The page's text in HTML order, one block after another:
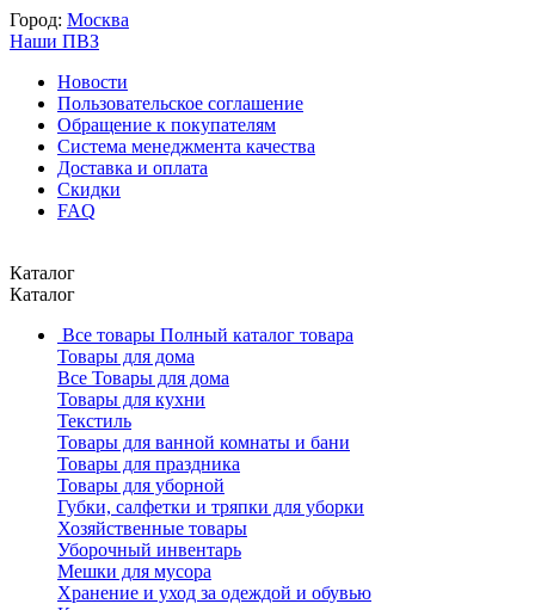
Город: Москва
Наши ПВЗ
Новости
Пользовательское соглашение
Обращение к покупателям
Система менеджмента качества
Доставка и оплата
Скидки
FAQ
Каталог
Каталог
Все товары Полный каталог товара
Товары для дома
Все Товары для дома
Товары для кухни
Текстиль
Товары для ванной комнаты и бани
Товары для праздника
Товары для уборной
Губки, салфетки и тряпки для уборки
Хозяйственные товары
Уборочный инвентарь
Мешки для мусора
Хранение и уход за одеждой и обувью